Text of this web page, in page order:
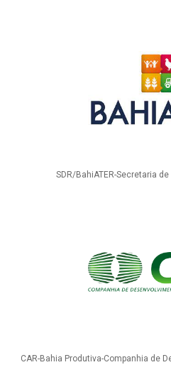
SDR/BahiATER-Secretaria
CAR-Bahia Produtiva-Companhia de